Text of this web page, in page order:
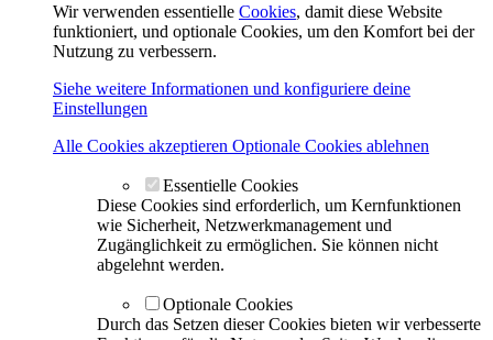
Wir verwenden essentielle Cookies, damit diese Website
funktioniert, und optionale Cookies, um den Komfort bei der
Nutzung zu verbessern.
Siehe weitere Informationen und konfiguriere deine
Einstellungen
Alle Cookies akzeptieren Optionale Cookies ablehnen
Essentielle Cookies
Diese Cookies sind erforderlich, um Kernfunktionen
wie Sicherheit, Netzwerkmanagement und
Zugänglichkeit zu ermöglichen. Sie können nicht
abgelehnt werden.
Optionale Cookies
Durch das Setzen dieser Cookies bieten wir verbesserte